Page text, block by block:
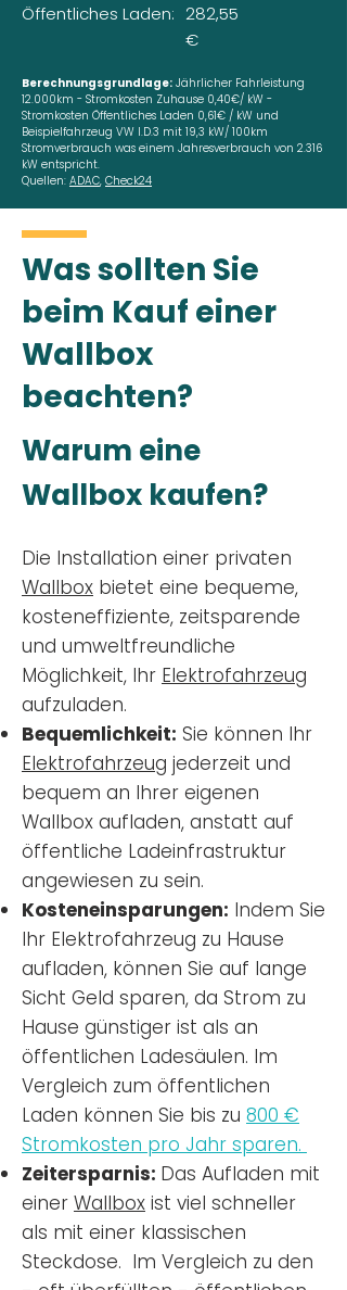
Öffentliches Laden: 282,55
€
Berechnungsgrundlage: Jährlicher Fahrleistung
12.000km - Stromkosten Zuhause 0,40€/ kW -
Stromkosten Öffentliches Laden 0,61€ / kW und
Beispielfahrzeug VW I.D.3 mit 19,3 kW/ 100km
Stromverbrauch was einem Jahresverbrauch von 2.316
kW entspricht.
Quellen: ADAC, Check24
Was sollten Sie
beim Kauf einer
Wallbox
beachten?
Warum eine
Wallbox kaufen?
Die Installation einer privaten
Wallbox bietet eine bequeme,
kosteneffiziente, zeitsparende
und umweltfreundliche
Möglichkeit, Ihr Elektrofahrzeug
aufzuladen.
Bequemlichkeit: Sie können Ihr
Elektrofahrzeug jederzeit und
bequem an Ihrer eigenen
Wallbox aufladen, anstatt auf
öffentliche Ladeinfrastruktur
angewiesen zu sein.
Kosteneinsparungen: Indem Sie
Ihr Elektrofahrzeug zu Hause
aufladen, können Sie auf lange
Sicht Geld sparen, da Strom zu
Hause günstiger ist als an
öffentlichen Ladesäulen. Im
Vergleich zum öffentlichen
Laden können Sie bis zu 800 €
Stromkosten pro Jahr sparen.
Zeitersparnis: Das Aufladen mit
einer Wallbox ist viel schneller
als mit einer klassischen
Steckdose. Im Vergleich zu den